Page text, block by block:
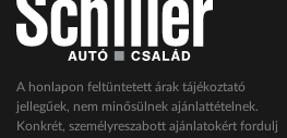
Tesla Approved Body Shop
VW Haszonjárművek
A honlapon feltüntetett árak tájékoztató
jellegűek, nem minősülnek ajánlattételnek.
Konkrét, személyreszabott ajánlatokért fordulj